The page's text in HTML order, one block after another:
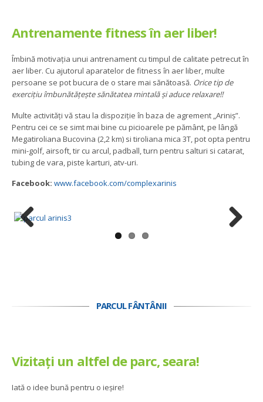
Antrenamente fitness în aer liber!
Îmbină motivația unui antrenament cu timpul de calitate petrecut în
aer liber. Cu ajutorul aparatelor de fitness în aer liber, multe
persoane se pot bucura de o stare mai sănătoasă. Orice tip de
exercițiu îmbunătățește sănătatea mintală și aduce relaxare!!
Multe activități vă stau la dispoziție în baza de agrement „Ariniș”.
Pentru cei ce se simt mai bine cu picioarele pe pământ, pe lângă
Megatiroliana Bucovina (2,2 km) si tiroliana mica 3T, pot opta pentru
mini-golf, airsoft, tir cu arcul, padball, turn pentru salturi si catarat,
tubing de vara, piste karturi, atv-uri.
Facebook: www.facebook.com/complexarinis
PARCUL FÂNTÂNII
Vizitați un altfel de parc, seara!
Iată o idee bună pentru o ieșire!